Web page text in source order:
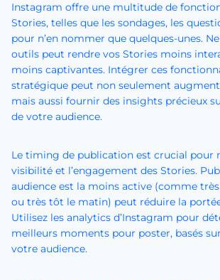
Instagram offre une multitude de
Stories, telles que les sondages, les
pour n’en nommer que quelques-unes.
outils peut rendre vos Stories moins
moins captivantes. Intégrer ces
stratégique peut non seulement
mais aussi fournir des insights précieux
de votre audience.
Le timing de publication est crucial pour
visibilité et l’engagement des Stories.
audience est la moins active (comme
ou très tôt le matin) peut réduire la
Utilisez les analytics d’Instagram pour
meilleurs moments pour poster, basés
votre audience.